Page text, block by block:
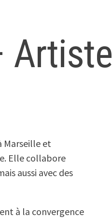
Artiste
Marseille et
Elle collabore
aussi avec des
à la convergence